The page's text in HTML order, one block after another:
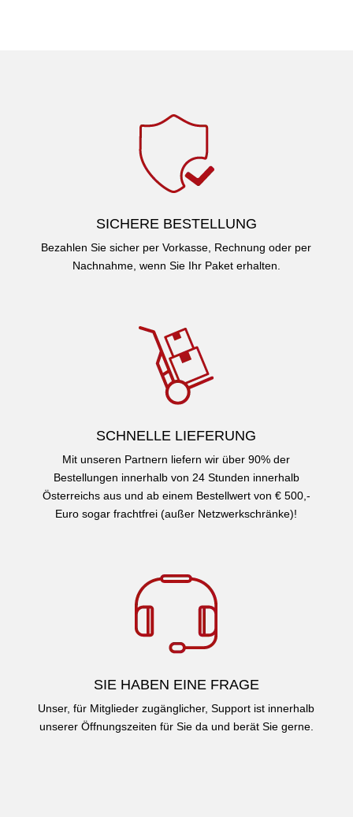
SICHERE BESTELLUNG
Bezahlen Sie sicher per Vorkasse, Rechnung oder per
Nachnahme, wenn Sie Ihr Paket erhalten.
SCHNELLE LIEFERUNG
Mit unseren Partnern liefern wir über 90% der
Bestellungen innerhalb von 24 Stunden innerhalb
Österreichs aus und ab einem Bestellwert von € 500,-
Euro sogar frachtfrei (außer Netzwerkschränke)!
SIE HABEN EINE FRAGE
Unser, für Mitglieder zugänglicher, Support ist innerhalb
unserer Öffnungszeiten für Sie da und berät Sie gerne.